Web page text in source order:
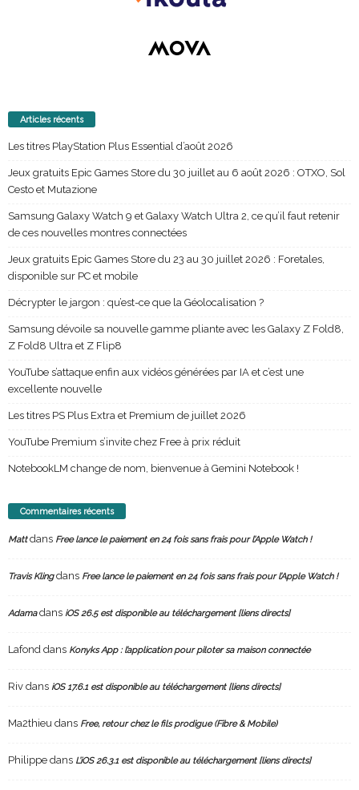
Articles récents
Les titres PlayStation Plus Essential d’août 2026
Jeux gratuits Epic Games Store du 30 juillet au 6 août 2026 : OTXO, Sol
Cesto et Mutazione
Samsung Galaxy Watch 9 et Galaxy Watch Ultra 2, ce qu’il faut retenir
de ces nouvelles montres connectées
Jeux gratuits Epic Games Store du 23 au 30 juillet 2026 : Foretales,
disponible sur PC et mobile
Décrypter le jargon : qu’est-ce que la Géolocalisation ?
Samsung dévoile sa nouvelle gamme pliante avec les Galaxy Z Fold8,
Z Fold8 Ultra et Z Flip8
YouTube s’attaque enfin aux vidéos générées par IA et c’est une
excellente nouvelle
Les titres PS Plus Extra et Premium de juillet 2026
YouTube Premium s’invite chez Free à prix réduit
NotebookLM change de nom, bienvenue à Gemini Notebook !
Commentaires récents
Mattdans Free lance le paiement en 24 fois sans frais pour l’Apple Watch !
Travis Klingdans Free lance le paiement en 24 fois sans frais pour l’Apple Watch !
Adamadans iOS 26.5 est disponible au téléchargement [liens directs]
Lafond dans Konyks App : l’application pour piloter sa maison connectée
Riv dans iOS 17.6.1 est disponible au téléchargement [liens directs]
Ma2thieu dans Free, retour chez le fils prodigue (Fibre & Mobile)
Philippe dans L’iOS 26.3.1 est disponible au téléchargement [liens directs]